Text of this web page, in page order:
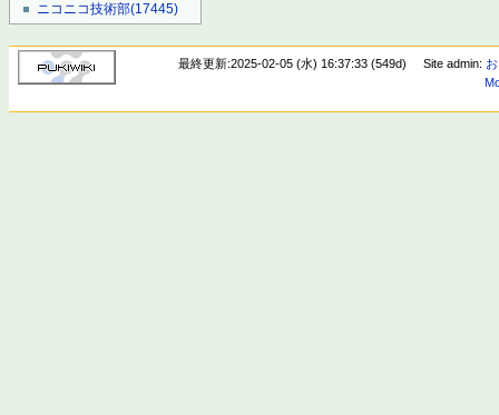
ニコニコ技術部(17445)
最終更新:2025-02-05 (水) 16:37:33 (549d) Site admin: